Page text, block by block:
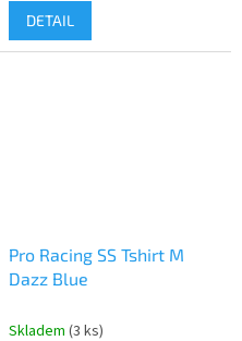
DETAIL
Pro Racing SS Tshirt M
Dazz Blue
Skladem (3 ks)